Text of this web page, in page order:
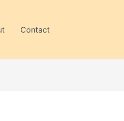
Contact